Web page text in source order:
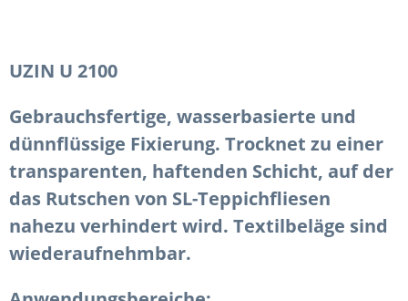
UZIN U 2100
Gebrauchsfertige, wasserbasierte und
dünnflüssige Fixierung. Trocknet zu einer
transparenten, haftenden Schicht, auf der
das Rutschen von SL-Teppichfliesen
nahezu verhindert wird. Textilbeläge sind
wiederaufnehmbar.